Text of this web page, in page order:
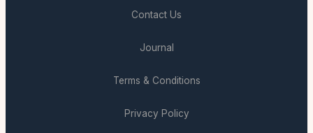
Contact Us
Journal
Terms & Conditions
Privacy Policy